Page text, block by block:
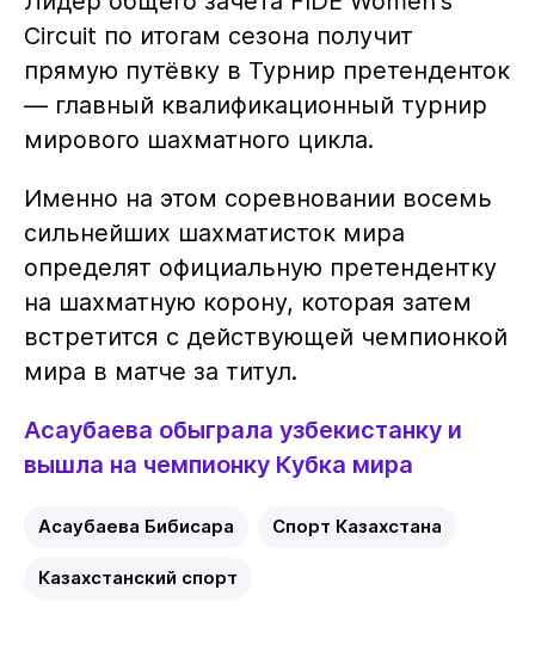
Circuit по итогам сезона получит
прямую путёвку в Турнир претенденток
— главный квалификационный турнир
мирового шахматного цикла.
Именно на этом соревновании восемь
сильнейших шахматисток мира
определят официальную претендентку
на шахматную корону, которая затем
встретится с действующей чемпионкой
мира в матче за титул.
Асаубаева обыграла узбекистанку и
вышла на чемпионку Кубка мира
Асаубаева Бибисара Спорт Казахстана
Казахстанский спорт